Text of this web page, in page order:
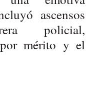
ascensos
policial,
por mérito y el